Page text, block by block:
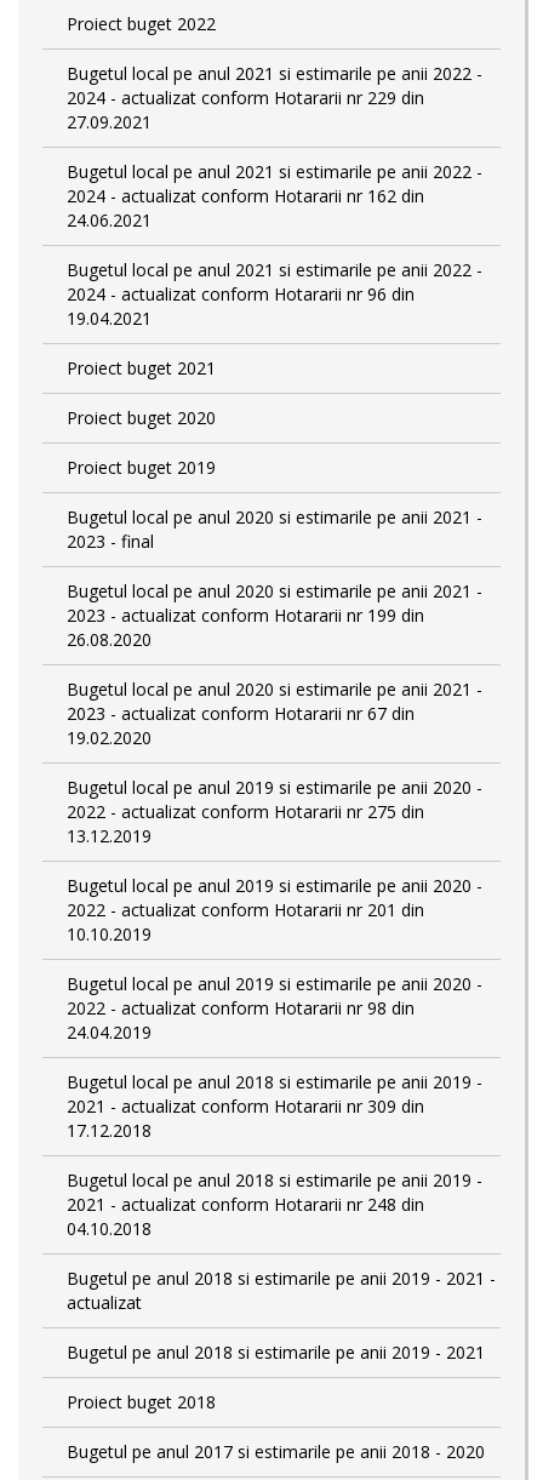
Proiect buget 2022
Bugetul local pe anul 2021 si estimarile pe anii 2022 -
2024 - actualizat conform Hotararii nr 229 din
27.09.2021
Bugetul local pe anul 2021 si estimarile pe anii 2022 -
2024 - actualizat conform Hotararii nr 162 din
24.06.2021
Bugetul local pe anul 2021 si estimarile pe anii 2022 -
2024 - actualizat conform Hotararii nr 96 din
19.04.2021
Proiect buget 2021
Proiect buget 2020
Proiect buget 2019
Bugetul local pe anul 2020 si estimarile pe anii 2021 -
2023 - final
Bugetul local pe anul 2020 si estimarile pe anii 2021 -
2023 - actualizat conform Hotararii nr 199 din
26.08.2020
Bugetul local pe anul 2020 si estimarile pe anii 2021 -
2023 - actualizat conform Hotararii nr 67 din
19.02.2020
Bugetul local pe anul 2019 si estimarile pe anii 2020 -
2022 - actualizat conform Hotararii nr 275 din
13.12.2019
Bugetul local pe anul 2019 si estimarile pe anii 2020 -
2022 - actualizat conform Hotararii nr 201 din
10.10.2019
Bugetul local pe anul 2019 si estimarile pe anii 2020 -
2022 - actualizat conform Hotararii nr 98 din
24.04.2019
Bugetul local pe anul 2018 si estimarile pe anii 2019 -
2021 - actualizat conform Hotararii nr 309 din
17.12.2018
Bugetul local pe anul 2018 si estimarile pe anii 2019 -
2021 - actualizat conform Hotararii nr 248 din
04.10.2018
Bugetul pe anul 2018 si estimarile pe anii 2019 - 2021 -
actualizat
Bugetul pe anul 2018 si estimarile pe anii 2019 - 2021
Proiect buget 2018
Bugetul pe anul 2017 si estimarile pe anii 2018 - 2020